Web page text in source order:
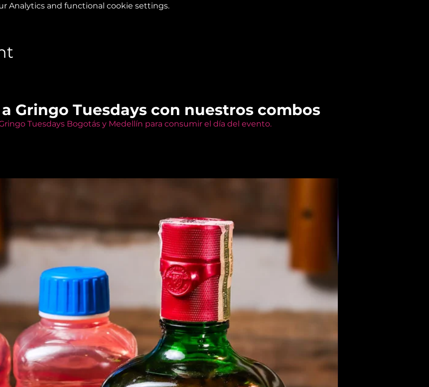
Analytics and functional cookie settings.
Gringo Tuesdays con nuestros combos
Tuesdays Bogotás y Medellín para consumir el día del evento.